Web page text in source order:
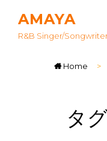
AMAYA
R&B Singer/
Home >
タ